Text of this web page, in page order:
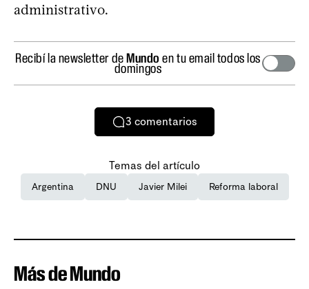
administrativo.
Recibí la newsletter deMundo en tu email todos los
domingos
3 comentarios
Temas del artículo
Argentina DNU Javier Milei Reforma laboral
Más de Mundo